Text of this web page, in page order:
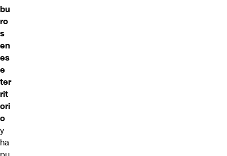
bu
ro
s
en
es
e
ter
rit
ori
o
y
ha